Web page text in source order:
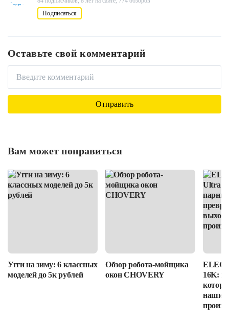
Подписаться
Оставьте свой комментарий
Вам может понравиться
Угги на зиму: 6 классных
моделей до 5к рублей
Обзор робота-мойщика
окон CHOVERY
16K:
наши